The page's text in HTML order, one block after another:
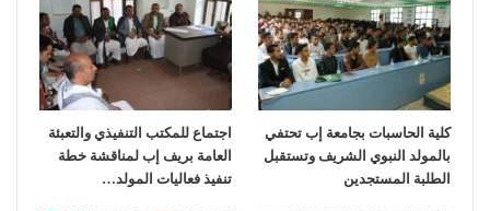
كلية الحاسبات بجامعة إب تحتفي
بالمولد النبوي الشريف وتستقبل
الطلبة المستجدين
اجتماع للمكتب التنفيذي والتعبئة
العامة بريف إب لمناقشة خطة
تنفيذ فعاليات المولد…